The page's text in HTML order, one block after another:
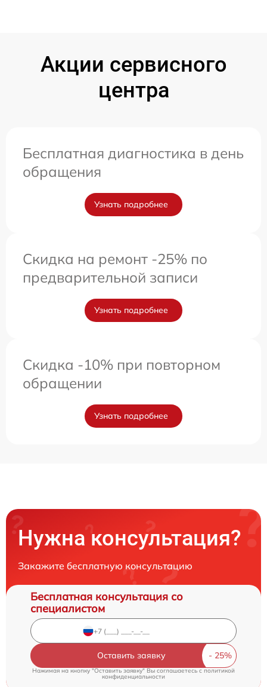
Акции сервисного
центра
Бесплатная диагностика в день
обращения
Узнать подробнее
Скидка на ремонт -25% по
предварительной записи
Узнать подробнее
Скидка -10% при повторном
обращении
Узнать подробнее
Нужна консультация?
Закажите бесплатную консультацию
Бесплатная консультация со
специалистом
Оставить заявку
Нажимая на кнопку "Оставить заявку" Вы соглашаетесь c политикой
конфиденциальности